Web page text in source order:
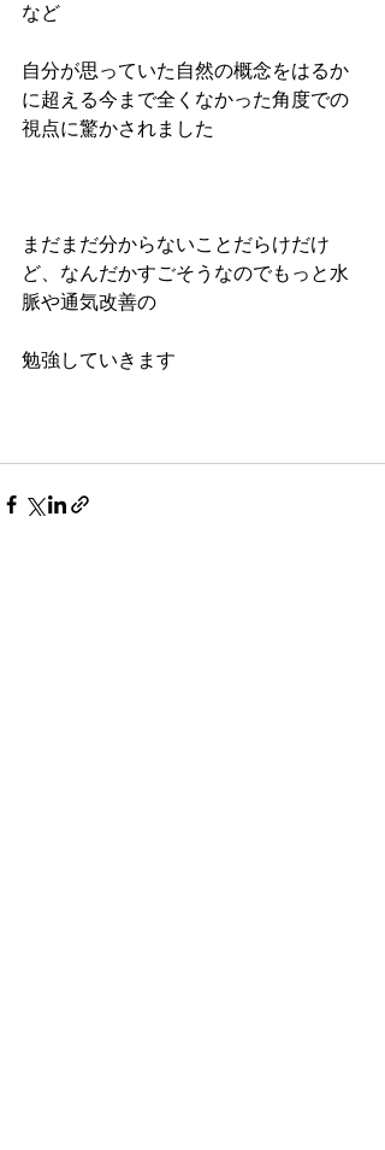
など
自分が思っていた自然の概念をはるか
に超える今まで全くなかった角度での
視点に驚かされました
まだまだ分からないことだらけだけ
ど、なんだかすごそうなのでもっと水
脈や通気改善の
勉強していきます